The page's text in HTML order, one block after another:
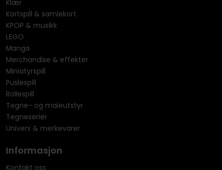
Klær
Kortspill & samlekort
KPOP & musikk
LEGO
Manga
Merchandise & effekter
Miniatyrspill
Puslespill
Rollespill
Tegne- og maleutstyr
Tegneserier
Univers & merkevarer
Informasjon
Kontakt oss